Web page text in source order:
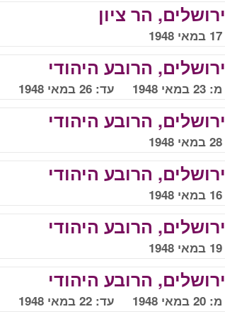
ירושלים, הר ציון
17 במאי 1948
ירושלים, הרובע היהודי
מ: 23 במאי 1948 עד: 26 במאי 1948
ירושלים, הרובע היהודי
28 במאי 1948
ירושלים, הרובע היהודי
16 במאי 1948
ירושלים, הרובע היהודי
19 במאי 1948
ירושלים, הרובע היהודי
מ: 20 במאי 1948 עד: 22 במאי 1948